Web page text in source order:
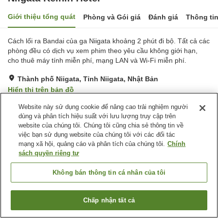
Giới thiệu tổng quát Phòng và Gói giá Đánh giá Thông
Cách lối ra Bandai của ga Niigata khoảng 2 phút đi bộ. Tất cả các
phòng đều có dịch vụ xem phim theo yêu cầu không giới hạn,
cho thuê máy tính miễn phí, mạng LAN và Wi-Fi miễn phí.
Thành phố Niigata, Tỉnh Niigata, Nhật Bản
Hiển thị trên bản đồ
Rất tốt Đánh giá:288lượt
Tiện nghi chỗ nghỉ
Bãi đỗ xe
Spa / Salon
Nhà hàng
Trang chủ Nhật Bản Tỉnh Niigata
Thành phố Niigata
Niigata Keihin Hotel
Tìm phòng trống
Website này sử dụng cookie để nâng cao trải nghiệm người
dùng và phân tích hiệu suất với lưu lượng truy cập trên
website của chúng tôi. Chúng tôi cũng chia sẻ thông tin về
việc bạn sử dụng website của chúng tôi với các đối tác
mạng xã hội, quảng cáo và phân tích của chúng tôi. Chính
sách quyền riêng tư
Không bán thông tin cá nhân của tôi
Chấp nhận tất cả